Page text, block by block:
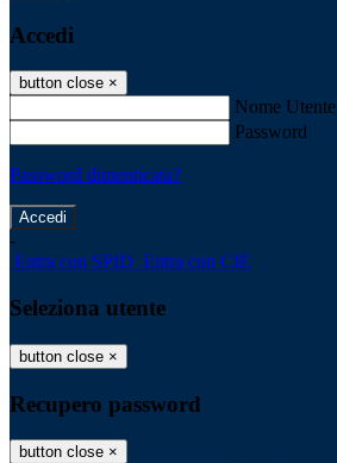
Accedi
button close ×
Nome Utente
Password
Password dimenticata?
-
Entra con SPID Entra con CIE
Seleziona utente
button close ×
Recupero password
button close ×